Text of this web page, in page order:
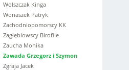
Wolszczak Kinga
Wonaszek Patryk
Zachodniopomorscy KK
Zagłębiowscy Birofile
Zaucha Monika
Zawada Grzegorz i Szymon
Zgraja Jacek